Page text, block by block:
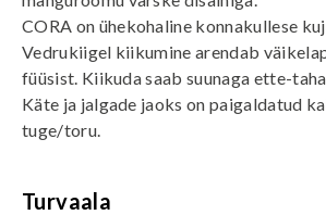
CORA on ühekohaline konnakullese
Vedrukiigel kiikumine arendab
füüsist. Kiikuda saab suunaga ette-
Käte ja jalgade jaoks on paigaldatud
tuge/toru.
Turvaala